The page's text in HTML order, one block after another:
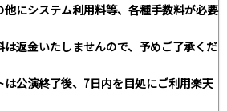
にシステム利用料等、各種手数料が必要
返金いたしませんので、予めご了承くだ
公演終了後、7日内を目処にご利用楽天